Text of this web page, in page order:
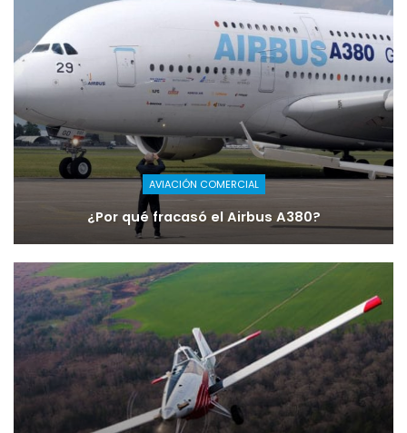
AVIACIÓN COMERCIAL
¿Por qué fracasó el Airbus A380?